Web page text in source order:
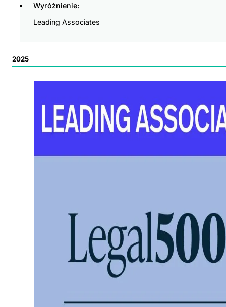
Wyróżnienie:
Leading Associates
2025